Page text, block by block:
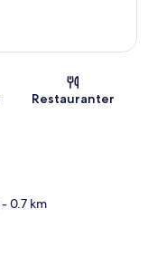
Restauranter
- 0.7 km